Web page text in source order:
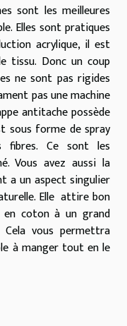
sont les meilleures
Elles sont pratiques
acrylique, il est
tissu. Donc un coup
ne sont pas rigides
pas une machine
antitache possède
sous forme de spray
fibres. Ce sont les
Vous avez aussi la
a un aspect singulier
Elle attire bon
en coton à un grand
vous permettra
à manger tout en le